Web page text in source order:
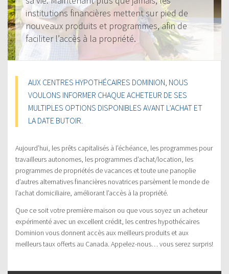
institutions financières mettent sur pied de
nouveaux produits et programmes, afin de
faciliter l’accès à la propriété.
AUX CENTRES HYPOTHÉCAIRES DOMINION, NOUS
VOULONS INFORMER CHAQUE ACHETEUR DE SES
MULTIPLES OPTIONS DISPONIBLES AVANT L’ACHAT ET
LA DATE BUTOIR.
Aujourd’hui, les prêts capitalisés à l’échéance, les programmes pour
travailleurs autonomes, les programmes d’achat/location, les
programmes de propriétés de vacances et toute une panoplie
d’autres alternatives financières novatrices parsèment le monde de
l’achat domiciliaire, améliorant l’accès à la propriété.
Que ce soit votre première maison ou que vous soyez un acheteur
expérimenté avec un excellent crédit, les centres hypothécaires
Dominion vous donnent accès aux meilleurs produits et aux
meilleurs taux offerts au Canada. Appelez-nous… vous serez surpris!